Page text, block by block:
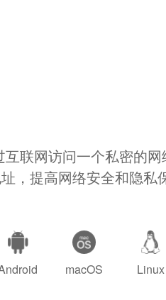
联网访问一个私密的
，提高网络安全和隐私
macOS Linux